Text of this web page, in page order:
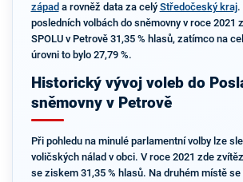
západ a rovněž data za celý Středočeský kraj.
posledních volbách do sněmovny v roce 2021
SPOLU v Petrově 31,35 % hlasů, zatímco na
úrovni to bylo 27,79 %.
Historický vývoj voleb do
sněmovny v Petrově
Při pohledu na minulé parlamentní volby lze
voličských nálad v obci. V roce 2021 zde
se ziskem 31,35 % hlasů. Na druhém místě